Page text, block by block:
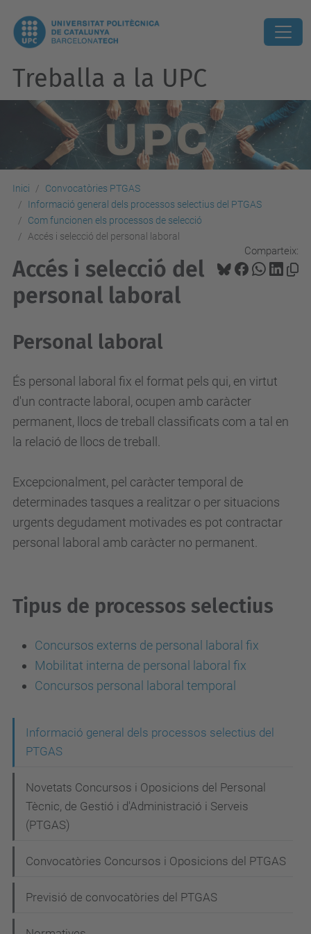
Treballa a la UPC
Inici
Convocatòries PTGAS
Informació general dels processos selectius del PTGAS
Com funcionen els processos de selecció
Accés i selecció del personal laboral
Comparteix:
Accés i selecció del
personal laboral
Personal laboral
És personal laboral fix el format pels qui, en virtut
d'un contracte laboral, ocupen amb caràcter
permanent, llocs de treball classificats com a tal en
la relació de llocs de treball.
Excepcionalment, pel caràcter temporal de
determinades tasques a realitzar o per situacions
urgents degudament motivades es pot contractar
personal laboral amb caràcter no permanent.
Tipus de processos selectius
Concursos externs de personal laboral fix
Mobilitat interna de personal laboral fix
Concursos personal laboral temporal
a
c
ó
Informació general dels processos selectius del
PTGAS
Novetats Concursos i Oposicions del Personal
Tècnic, de Gestió i d'Administració i Serveis
(PTGAS)
Convocatòries Concursos i Oposicions del PTGAS
Previsió de convocatòries del PTGAS